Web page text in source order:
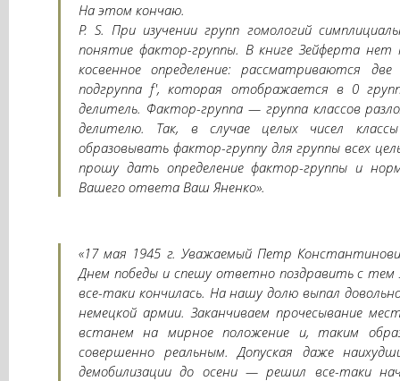
На этом кончаю.
P. S. При изучении групп гомологий
понятие фактор-группы. В книге Зейферта нет
косвенное определение: рассматриваются
подгруппа f', которая отображается в 0
делитель. Фактор-группа — группа классов
делителю. Так, в случае целых чисел
образовывать фактор-группу для группы всех
прошу дать определение фактор-группы и
Вашего ответа Ваш Яненко».
«17 мая 1945 г. Уважаемый Петр
Днем победы и спешу ответно поздравить с
все-таки кончилась. На нашу долю выпал
немецкой армии. Заканчиваем прочесывание
встанем на мирное положение и, таким
совершенно реальным. Допуская даже
демобилизации до осени — решил все-таки